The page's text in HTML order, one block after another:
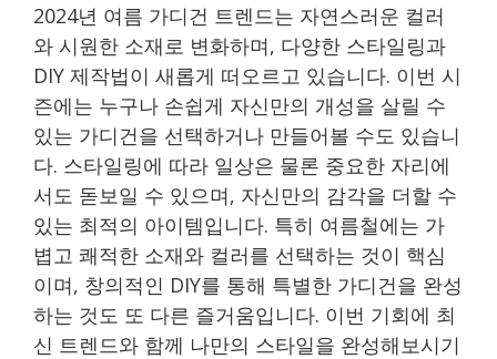
2024년 여름 가디건 트렌드는 자연스러운 컬러
와 시원한 소재로 변화하며, 다양한 스타일링과
DIY 제작법이 새롭게 떠오르고 있습니다. 이번 시
즌에는 누구나 손쉽게 자신만의 개성을 살릴 수
있는 가디건을 선택하거나 만들어볼 수도 있습니
다. 스타일링에 따라 일상은 물론 중요한 자리에
서도 돋보일 수 있으며, 자신만의 감각을 더할 수
있는 최적의 아이템입니다. 특히 여름철에는 가
볍고 쾌적한 소재와 컬러를 선택하는 것이 핵심
이며, 창의적인 DIY를 통해 특별한 가디건을 완성
하는 것도 또 다른 즐거움입니다. 이번 기회에 최
신 트렌드와 함께 나만의 스타일을 완성해보시기